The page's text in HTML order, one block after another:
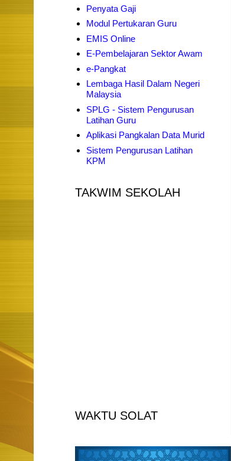
Penyata Gaji
Modul Pertukaran Guru
EMIS Online
E-Pembelajaran Sektor Awam
e-Pangkat
Lembaga Hasil Dalam Negeri
Malaysia
SPLG - Sistem Pengurusan
Latihan Guru
Aplikasi Pangkalan Data Murid
Sistem Pengurusan Latihan
KPM
TAKWIM SEKOLAH
WAKTU SOLAT